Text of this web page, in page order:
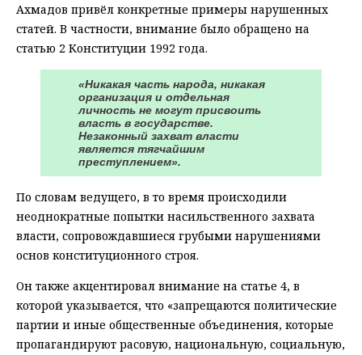
Ахмадов привёл конкретные примеры нарушенных
статей. В частности, внимание было обращено на
статью 2 Конституции 1992 года.
«Никакая часть народа, никакая
организация и отдельная
личность не могут присвоить
власть в государстве.
Незаконный захват власти
является тягчайшим
преступлением».
По словам ведущего, в то время происходили
неоднократные попытки насильственного захвата
власти, сопровождавшиеся грубыми нарушениями
основ конституционного строя.
Он также акцентировал внимание на статье 4, в
которой указывается, что «запрещаются политические
партии и иные общественные объединения, которые
пропагандируют расовую, национальную, социальную,